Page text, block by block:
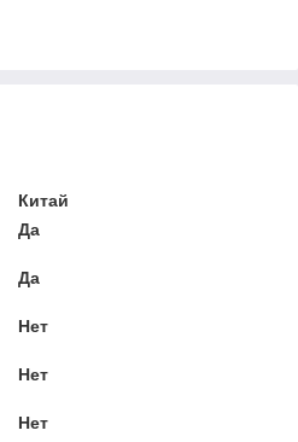
Китай
Да
Да
Нет
Нет
Нет